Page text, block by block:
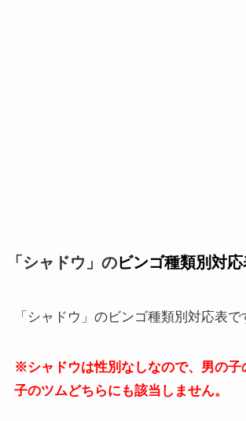
「シャドウ」のビンゴ種類別対応
「シャドウ」のビンゴ種類別対応表で
※シャドウは性別なしなので、男の子
子のツムどちらにも該当しません。